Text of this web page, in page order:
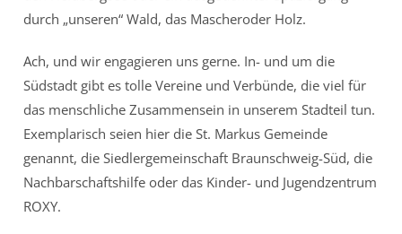
durch „unseren“ Wald, das Mascheroder Holz.
Ach, und wir engagieren uns gerne. In- und um die
Südstadt gibt es tolle Vereine und Verbünde, die viel für
das menschliche Zusammensein in unserem Stadteil tun.
Exemplarisch seien hier die St. Markus Gemeinde
genannt, die Siedlergemeinschaft Braunschweig-Süd, die
Nachbarschaftshilfe oder das Kinder- und Jugendzentrum
ROXY.